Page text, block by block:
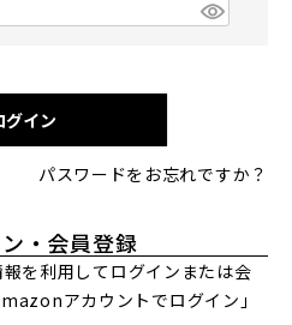
グイン
パスワードをお忘れですか？
・会員登録
を利用してログインまたは会
アカウントでログイン」